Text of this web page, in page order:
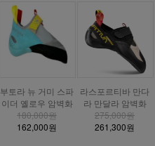
부토라 뉴 거미 스파
이더 옐로우 암벽화
180,000원
162,000원
라스포르티바 만다
라 만달라 암벽화
275,000원
261,300원